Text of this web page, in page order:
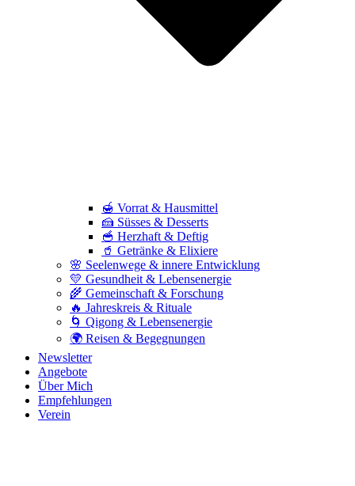
🍯 Vorrat & Hausmittel
🍰 Süsses & Desserts
🥣 Herzhaft & Deftig
🥤 Getränke & Elixiere
🌸 Seelenwege & innere Entwicklung
💛 Gesundheit & Lebensenergie
🌾 Gemeinschaft & Forschung
🔥 Jahreskreis & Rituale
🌀 Qigong & Lebensenergie
🌍 Reisen & Begegnungen
Newsletter
Angebote
Über Mich
Empfehlungen
Verein